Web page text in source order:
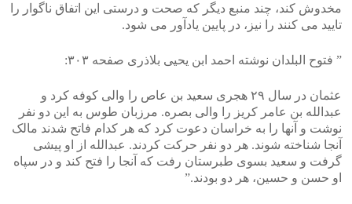
مخدوش کند، چند منبع دیگر که صحت و درستی این اتفاق ناگوار را
تایید می کنند را نیز، در پایین یادآور می شود.
” فتوح البلدان نوشته احمد ابن یحیی بلاذری صفحه ۳۰۳:
عثمان در سال ۲۹ هجری سعید بن عاص را والی کوفه کرد و
عبدالله بن عامر کریز را والی بصره. مرزبان طوس به این دو نفر
نوشت و آنها را به خراسان دعوت کرد که هر کدام فاتح شدند مالک
آنجا شناخته شوند. هر دو نفر حرکت کردند. عبدالله از او پیشی
گرفت و سعید بسوی طبرستان رفت که آنجا را فتح کند و در سپاه
او حسن و حسین، هر دو بودند.”